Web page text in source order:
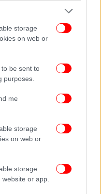
storage
on web or
be sent to
purposes.
me
storage
on web or
storage
or app.
ημερών
καθώς οι
καθιστούν τις
Παρά τις
αποφασισμένοι να
της Τζιόρτζια
Οντενίνο, ο
και ο 31χρονος
Γένοβας, ενώ ένα
σώθηκε όταν